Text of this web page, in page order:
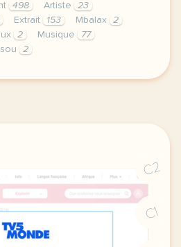
498 Artiste
23
Extrait 153 Mbalax
2
2 Musique
77
2
de youssou n dour
C2
C1